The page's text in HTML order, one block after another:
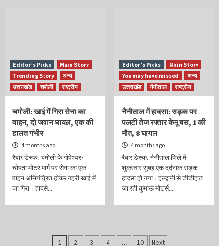
Editor’s Picks
Main Story
Trending Story
अन्य
उत्तराखंड
चमोली राष्ट्रीय
चमोली: खाई में गिरा सेना का
वाहन, दो जवान घायल, एक की
हालत गंभीर
4 months ago
रैबार डेस्क: चमोली के गोपेश्वर-
चोपता मोटर मार्ग पर सेना का एक
वाहन अनियंत्रित होकर गहरी खाई में
जा गिरा। हादसे...
Editor’s Picks
Main Story
You may have missed
अन्य
उत्तराखंड
नैनीताल राष्ट्रीय
नैनीताल में हादसा: सड़क पर
पलटी तेज रफ्तार केमू बस, 1 की
मौत, 8 घायल
4 months ago
रैबार डेस्क: नैनीताल जिले में
शुक्रवार सुबह एक दर्दनाक सड़क
हादसा हो गया। हल्द्वानी से डीडीहाट
जा रही कुमाऊं मोटर्स...
Posts
1 2 3 4 … 10 Next